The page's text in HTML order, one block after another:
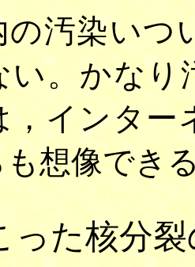
汚染いつ
い。かな
，インター
想像でき
た核分裂